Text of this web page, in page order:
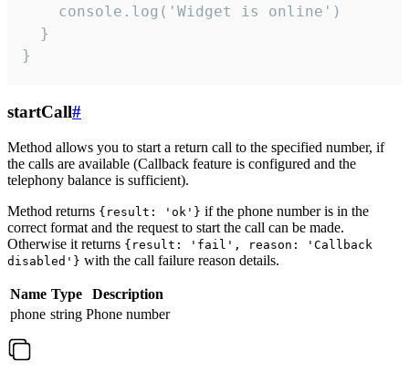
    console.log('Widget is online')
  }
}
startCall#
Method allows you to start a return call to the specified number, if
the calls are available (Callback feature is configured and the
telephony balance is sufficient).
Method returns {result: 'ok'} if the phone number is in the
correct format and the request to start the call can be made.
Otherwise it returns {result: 'fail', reason: 'Callback
disabled'} with the call failure reason details.
Name Type
Description
phone string Phone number